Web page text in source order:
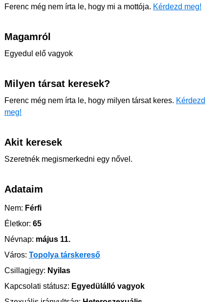
Ferenc még nem írta le, hogy mi a mottója. Kérdezd meg!
Magamról
Egyedul elő vagyok
Milyen társat keresek?
Ferenc még nem írta le, hogy milyen társat keres. Kérdezd
meg!
Akit keresek
Szeretnék megismerkedni egy nővel.
Adataim
Nem: Férfi
Életkor: 65
Névnap: május 11.
Város: Topolya társkereső
Csillagjegy: Nyilas
Kapcsolati státusz: Egyedülálló vagyok